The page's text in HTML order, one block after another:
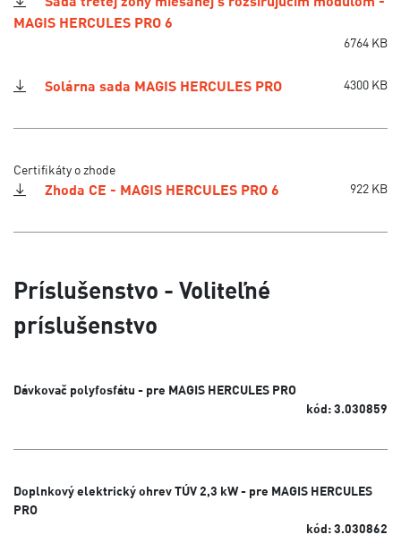
MAGIS HERCULES PRO 6
6764 KB
Solárna sada MAGIS HERCULES PRO 4300 KB
Certifikáty o zhode
Zhoda CE - MAGIS HERCULES PRO 6 922 KB
Príslušenstvo - Voliteľné
príslušenstvo
Dávkovač polyfosfátu - pre MAGIS HERCULES PRO
kód: 3.030859
Doplnkový elektrický ohrev TÚV 2,3 kW - pre MAGIS HERCULES
PRO
kód: 3.030862